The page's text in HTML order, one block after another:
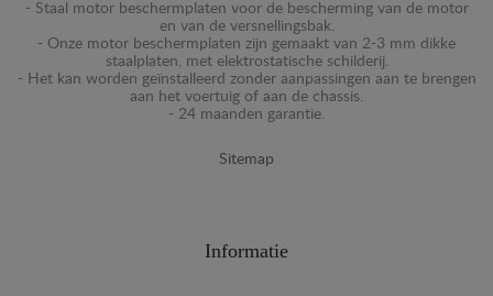
- Staal motor beschermplaten voor de bescherming van de motor
en van de versnellingsbak.
- Onze motor beschermplaten zijn gemaakt van 2-3 mm dikke
staalplaten, met elektrostatische schilderij.
- Het kan worden geïnstalleerd zonder aanpassingen aan te brengen
aan het voertuig of aan de chassis.
- 24 maanden garantie.
Sitemap
Informatie